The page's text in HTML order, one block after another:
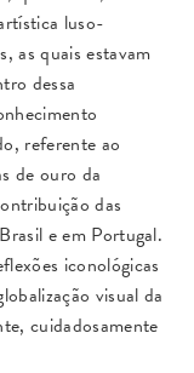
luso-
as quais estavam
dessa
referente ao
de ouro da
das
e em Portugal.
iconológicas
visual da
cuidadosamente